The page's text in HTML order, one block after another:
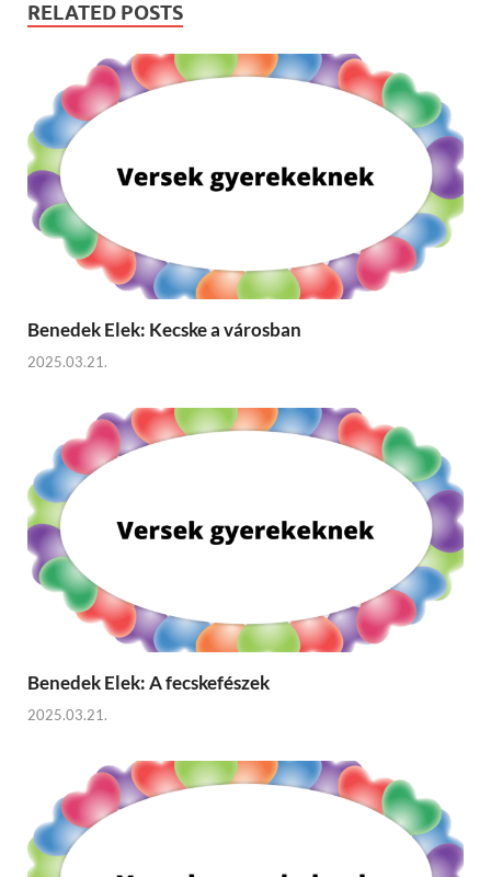
RELATED POSTS
Benedek Elek: Kecske a városban
2025.03.21.
Benedek Elek: A fecskefészek
2025.03.21.